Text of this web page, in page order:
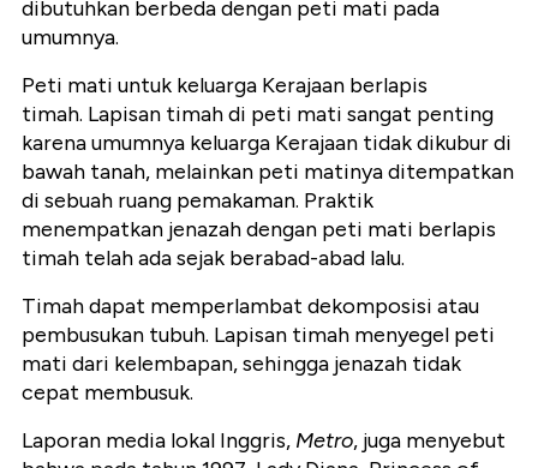
dibutuhkan berbeda dengan peti mati pada
umumnya.
Peti mati untuk keluarga Kerajaan berlapis
timah. Lapisan timah di peti mati sangat penting
karena umumnya keluarga Kerajaan tidak dikubur di
bawah tanah, melainkan peti matinya ditempatkan
di sebuah ruang pemakaman. Praktik
menempatkan jenazah dengan peti mati berlapis
timah telah ada sejak berabad-abad lalu.
Timah dapat memperlambat dekomposisi atau
pembusukan tubuh. Lapisan timah menyegel peti
mati dari kelembapan, sehingga jenazah tidak
cepat membusuk.
Laporan media lokal Inggris, Metro, juga menyebut